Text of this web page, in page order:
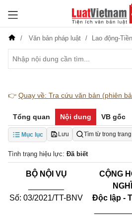
Văn bản pháp luật Lao động-
👉 Quay về: Tra cứu văn bản (phiên
Tổng quan Nội dung VB gốc
Mục lục Lưu Tìm từ trong trang
Tình trạng hiệu lực: Đã biết
BỘ NỘI VỤ
Số: 03/2021/TT-BNV
CỘNG
Độc lập -